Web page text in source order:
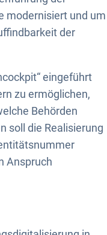
modernisiert und um
der
eingeführt
zu ermöglichen,
Behörden
soll die Realisierung
Anspruch